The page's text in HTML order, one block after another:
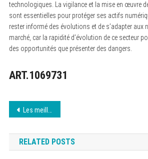
technologiques. La vigilance et la mise en œuvre
sont essentielles pour protéger ses actifs
rester informé des évolutions et de s’adapter aux
marché, car la rapidité d’évolution de ce secteur
des opportunités que présenter des dangers.
ART.1069731
Navigation
de
l’article
Les meilleures applications pour booster votre quotidien
RELATED POSTS